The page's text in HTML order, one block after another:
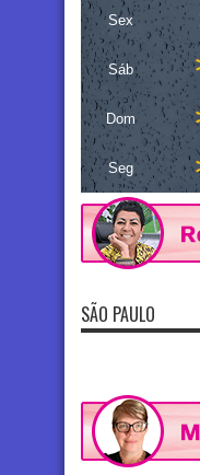
Sex
Sáb
Dom
Seg
SÃO PAULO